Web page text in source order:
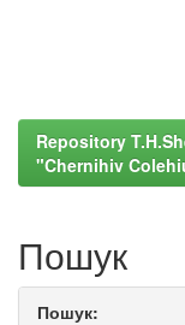
Repository
"Chernihiv
Пошук
Пошук: